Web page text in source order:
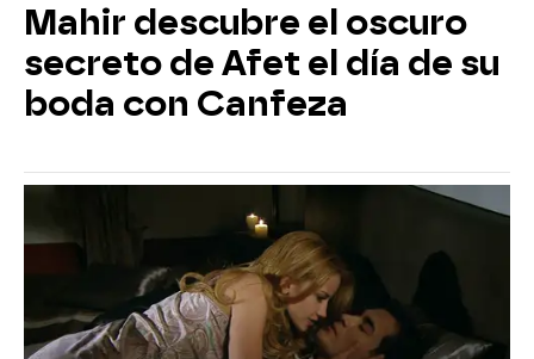
Mahir descubre el oscuro
secreto de Afet el día de su
boda con Canfeza